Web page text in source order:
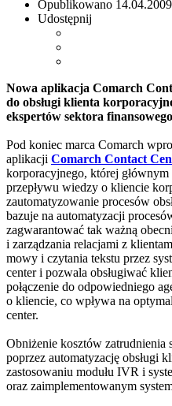
Opublikowano 14.04.2009
Udostępnij
Nowa aplikacja Comarch
do obsługi klienta
ekspertów sektora
Pod koniec marca Comarch
aplikacji Comarch Contact
korporacyjnego, której
przepływu wiedzy o kliencie
zautomatyzowanie procesów
bazuje na automatyzacji
zagwarantować tak ważną
i zarządzania relacjami z
mowy i czytania tekstu przez
center i pozwala obsługiwać
połączenie do odpowiedniego
o kliencie, co wpływa na
center.
Obniżenie kosztów zatrudnienia
poprzez automatyzację obsługi
zastosowaniu modułu IVR i
oraz zaimplementowanym